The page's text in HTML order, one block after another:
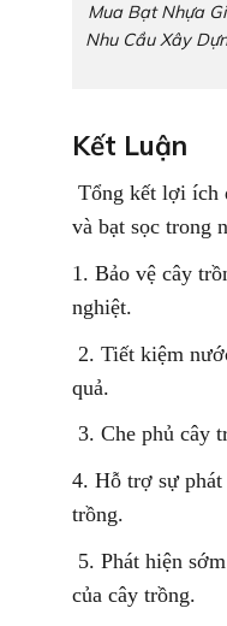
Mua Bạt Nhựa
Nhu Cầu Xây
Kết Luận
Tổng kết lợi ích
và bạt sọc trong
1. Bảo vệ cây
nghiệt.
2. Tiết kiệm
quả.
3. Che phủ cây
4. Hỗ trợ sự phát
trồng.
5. Phát hiện
của cây trồng.